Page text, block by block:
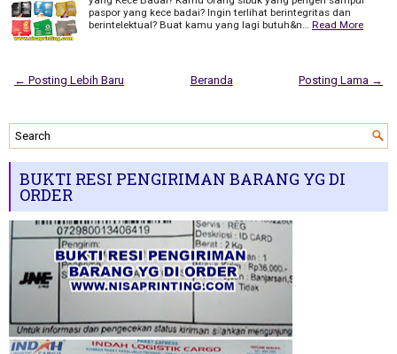
paspor yang kece badai? Ingin terlihat berintegritas dan
berintelektual? Buat kamu yang lagi butuh&n…
Read More
← Posting Lebih Baru Posting Lama →
Beranda
BUKTI RESI PENGIRIMAN BARANG YG DI
ORDER